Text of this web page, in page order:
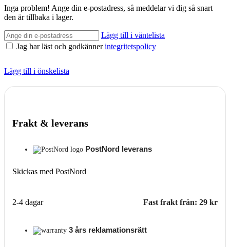
Inga problem! Ange din e-postadress, så meddelar vi dig så snart
den är tillbaka i lager.
Lägg till i väntelista
Jag har läst och godkännerintegritetspolicy
Lägg till i önskelista
Frakt & leverans
PostNord leverans
Skickas med PostNord
2-4 dagar Fast frakt från: 29 kr
3 års reklamationsrätt